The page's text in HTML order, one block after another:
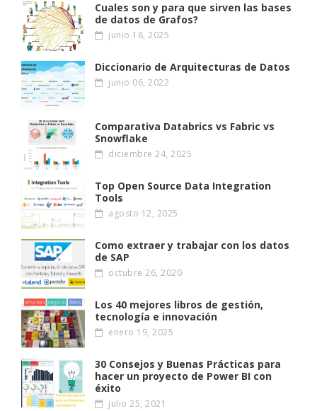
Cuales son y para que sirven las bases
de datos de Grafos?
junio 18, 2025
Diccionario de Arquitecturas de Datos
junio 06, 2022
Comparativa Databrics vs Fabric vs
Snowflake
diciembre 24, 2025
Top Open Source Data Integration
Tools
agosto 12, 2025
Como extraer y trabajar con los datos
de SAP
octubre 26, 2020
Los 40 mejores libros de gestión,
tecnología e innovación
enero 19, 2025
30 Consejos y Buenas Prácticas para
hacer un proyecto de Power BI con
éxito
julio 25, 2021